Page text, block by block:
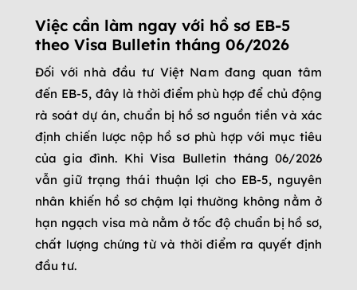
Việc cần làm ngay với hồ sơ EB-5
theo Visa Bulletin tháng 06/2026
Đối với nhà đầu tư Việt Nam đang quan tâm
đến EB-5, đây là thời điểm phù hợp để chủ động
rà soát dự án, chuẩn bị hồ sơ nguồn tiền và xác
định chiến lược nộp hồ sơ phù hợp với mục tiêu
của gia đình. Khi Visa Bulletin tháng 06/2026
vẫn giữ trạng thái thuận lợi cho EB-5, nguyên
nhân khiến hồ sơ chậm lại thường không nằm ở
hạn ngạch visa mà nằm ở tốc độ chuẩn bị hồ sơ,
chất lượng chứng từ và thời điểm ra quyết định
đầu tư.